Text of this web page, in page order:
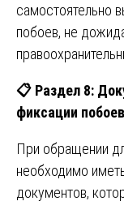
самостоятельно
побоев, не
📋 Раздел 8:
фиксации побоев
При обращении
необходимо
документов,